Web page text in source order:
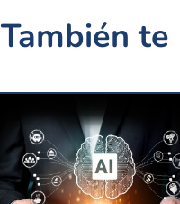
También